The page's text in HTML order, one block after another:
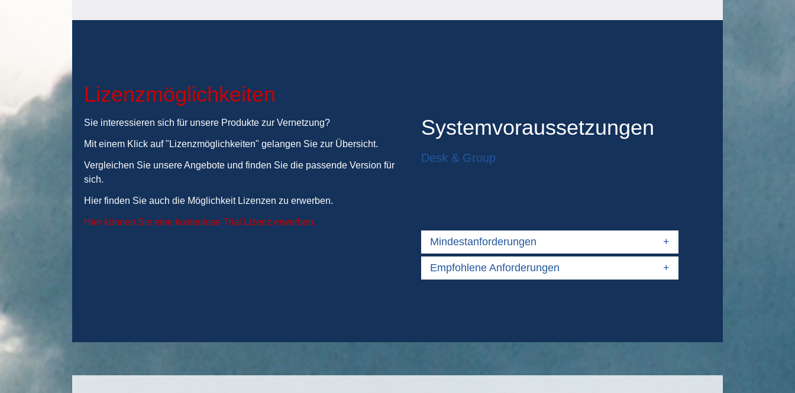
Lizenzmöglichkeiten
Sie interessieren sich für unsere Produkte zur Vernetzung?
Mit einem Klick auf "Lizenzmöglichkeiten" gelangen Sie zur Übersicht.
Vergleichen Sie unsere Angebote und finden Sie die passende Version für
sich.
Hier finden Sie auch die Möglichkeit Lizenzen zu erwerben.
Hier können Sie eine kostenlose Trial Lizenz erwerben.
Systemvoraussetzungen
Desk & Group
Mindestanforderungen +
Empfohlene Anforderungen +